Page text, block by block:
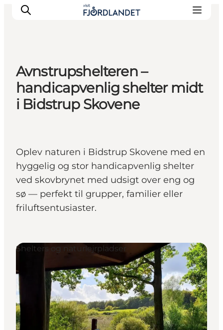
Byer & steder
Det sker
Guides & inspiration
Avnstrupshelteren –
handicapvenlig shelter midt
i Bidstrup Skovene
Oplev naturen i Bidstrup Skovene med en
hyggelig og stor handicapvenlig shelter
ved skovbrynet med udsigt over eng og
sø — perfekt til grupper, familier eller
friluftsentusiaster.
Shelters og naturlejrpladser